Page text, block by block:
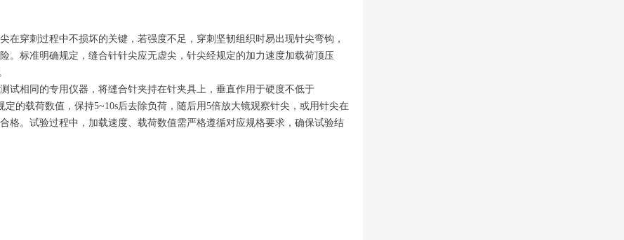
穿刺过程中不损坏的关键，若强度不足，穿刺坚韧组织时易出现针尖弯钩，
。标准明确规定，缝合针针尖应无虚尖，针尖经规定的加力速度加载荷顶压
试相同的专用仪器，将缝合针夹持在针夹具上，垂直作用于硬度不低于
的载荷数值，保持5~10s后去除负荷，随后用5倍放大镜观察针尖，或用针尖在
格。试验过程中，加载速度、载荷数值需严格遵循对应规格要求，确保试验结